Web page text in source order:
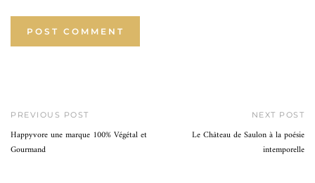
PREVIOUS POST
Happyvore une marque 100% Végétal et
Gourmand
NEXT POST
Le Château de Saulon à la poésie
intemporelle